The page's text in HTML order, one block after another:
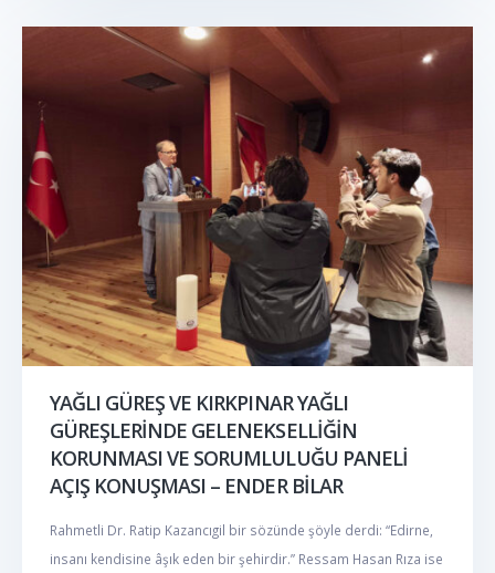
YAĞLI GÜREŞ VE KIRKPINAR YAĞLI
GÜREŞLERİNDE GELENEKSELLİĞİN
KORUNMASI VE SORUMLULUĞU PANELİ
AÇIŞ KONUŞMASI – ENDER BİLAR
Rahmetli Dr. Ratip Kazancıgil bir sözünde şöyle derdi: “Edirne,
insanı kendisine âşık eden bir şehirdir.” Ressam Hasan Rıza ise